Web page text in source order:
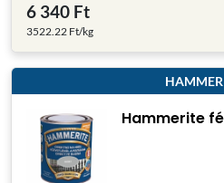
6 340 Ft
3522.22 Ft/kg
Hammerite